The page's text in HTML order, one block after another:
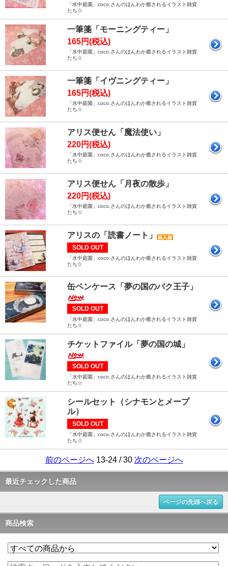
「水中庭園」coco.さんのほんわか癒されるイラスト雑貨
たち☆
一筆箋「モーニングティー」
165円(税込)
「水中庭園」coco.さんのほんわか癒されるイラスト雑貨
たち☆
一筆箋「イヴニングティー」
165円(税込)
「水中庭園」coco.さんのほんわか癒されるイラスト雑貨
たち☆
アリス便せん「魔法使い」
220円(税込)
「水中庭園」coco.さんのほんわか癒されるイラスト雑貨
たち☆
アリス便せん「月夜の散歩」
220円(税込)
「水中庭園」coco.さんのほんわか癒されるイラスト雑貨
たち☆
アリスの「読書ノート」
SOLD OUT
「水中庭園」coco.さんのほんわか癒されるイラスト雑貨
たち☆
缶ペンケース「夢の国のバク王子」
SOLD OUT
「水中庭園」coco.さんのほんわか癒されるイラスト雑貨
たち☆
チケットファイル「夢の国の城」
SOLD OUT
「水中庭園」coco.さんのほんわか癒されるイラスト雑貨
たち☆
シールセット（シナモンとメープ
ル）
SOLD OUT
「水中庭園」coco.さんのほんわか癒されるイラスト雑貨
たち☆
前のページへ13-24 / 30 次のページへ
最近チェックした商品
ページの先頭へ戻る
商品検索